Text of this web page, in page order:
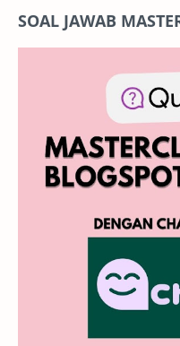
SOAL JAWAB